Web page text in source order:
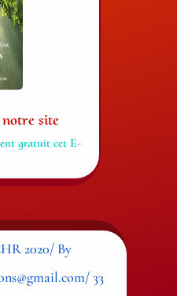
site
gratuit cet E-
2020/ By
33